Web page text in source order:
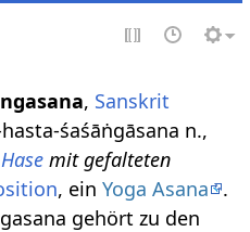
, Sanskrit
hasta-śaśāṅgāsana n.,
Hase mit gefalteten
, einYoga Asana
.
gehört zu den